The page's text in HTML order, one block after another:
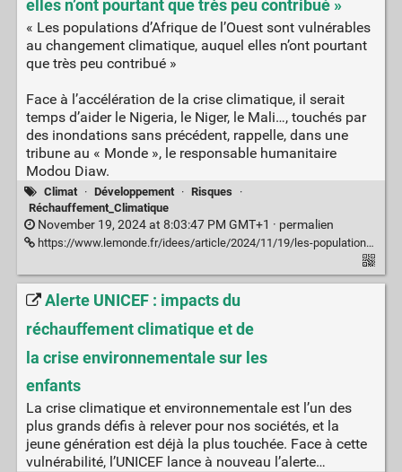
elles n’ont pourtant que très peu contribué »
« Les populations d’Afrique de l’Ouest sont vulnérables
au changement climatique, auquel elles n’ont pourtant
que très peu contribué »
Face à l’accélération de la crise climatique, il serait
temps d’aider le Nigeria, le Niger, le Mali…, touchés par
des inondations sans précédent, rappelle, dans une
tribune au « Monde », le responsable humanitaire
Modou Diaw.
Climat · Développement · Risques
·
Réchauffement_Climatique
November 19, 2024 at 8:03:47 PM GMT+1 · permalien
https://www.lemonde.fr/idees/article/2024/11/19/les-populations-d-afrique-de-l-ouest-sont-vulnerables-au-changement-climatique-auquel-elles-n-ont-pourtant-que-tres-peu-contribue_6402652_3232.html
Alerte UNICEF : impacts du
réchauffement climatique et de
la crise environnementale sur les
enfants
La crise climatique et environnementale est l’un des
plus grands défis à relever pour nos sociétés, et la
jeune génération est déjà la plus touchée. Face à cette
vulnérabilité, l’UNICEF lance à nouveau l’alerte…